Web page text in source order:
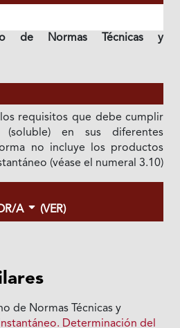
de Normas Técnicas y
requisitos que debe cumplir
en sus diferentes
no incluye los productos
(véase el numeral 3.10)
A (VER)
de Normas Técnicas y
Determinación del